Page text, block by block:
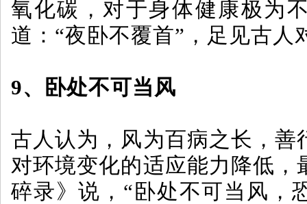
氧化碳，对于身体健康极为
道：“夜卧不覆首”，足见古人
9、卧处不可当风
古人认为，风为百病之长，善
对环境变化的适应能力降低
碎录》说，“卧处不可当风，